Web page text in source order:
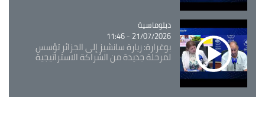
Catégorie
دبلوماسية
21/07/2026 - 11:46
بوغرارة: زيارة سانشيز إلى الجزائر تؤسس
لمرحلة جديدة من الشراكة الاستراتيجية